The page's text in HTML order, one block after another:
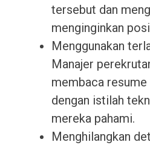
tersebut dan
menginginkan
Menggunakan
Manajer
membaca resume
dengan istilah
mereka pahami.
Menghilangkan